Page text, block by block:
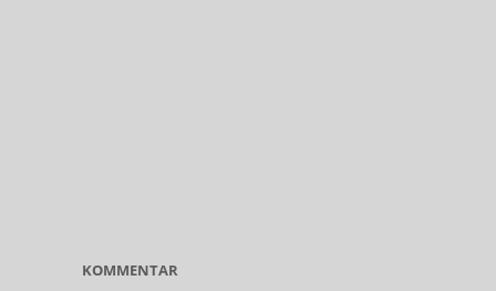
KOMMENTAR